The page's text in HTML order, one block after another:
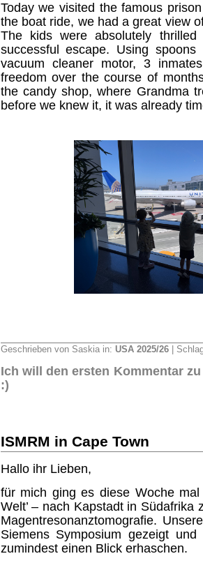
Today we visited the famous
the boat ride, we had a great view
The kids were absolutely
successful escape. Using
vacuum cleaner motor, 3
freedom over the course of
the candy shop, where Grandma
before we knew it, it was already
Geschrieben von Saskia in: USA 2025/26|
Ich will den ersten Kommentar
:)
ISMRM in Cape Town
Hallo ihr Lieben,
für mich ging es diese Woche
Welt’ – nach Kapstadt in Südafrika
Magentresonanztomografie.
Siemens Symposium gezeigt
zumindest einen Blick erhaschen.